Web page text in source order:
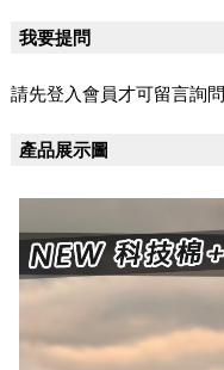
我要提問
請先登入會員才可留言詢問
產品展示圖